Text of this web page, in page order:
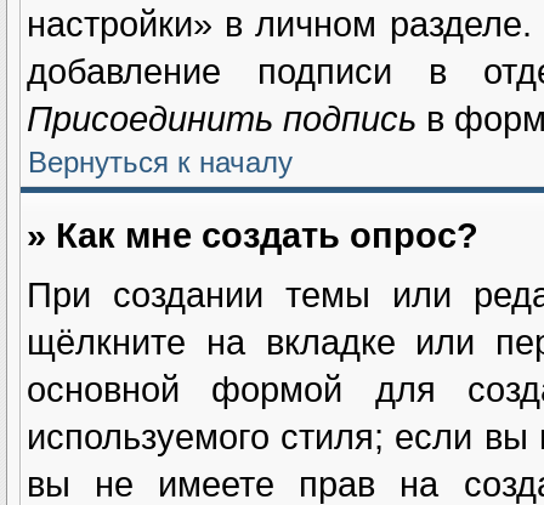
настройки» в личном
добавление подписи в
Присоединить подпись в
Вернуться к началу
» Как мне создать опрос?
При создании темы или
щёлкните на вкладке или
основной формой для
используемого стиля; если
вы не имеете прав на